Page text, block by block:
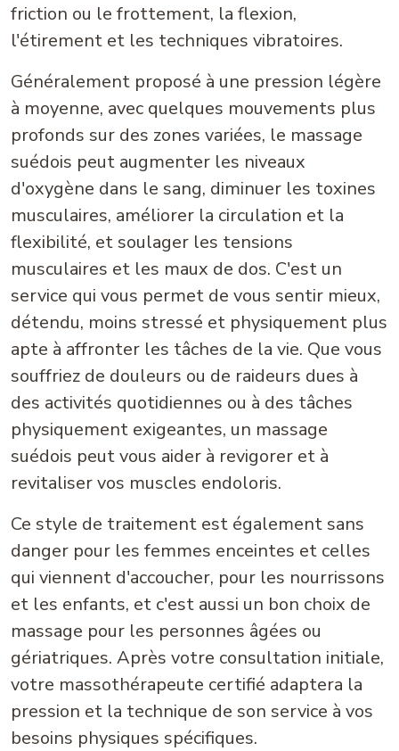
friction ou le frottement, la flexion,
l'étirement et les techniques vibratoires.
Généralement proposé à une pression légère
à moyenne, avec quelques mouvements plus
profonds sur des zones variées, le massage
suédois peut augmenter les niveaux
d'oxygène dans le sang, diminuer les toxines
musculaires, améliorer la circulation et la
flexibilité, et soulager les tensions
musculaires et les maux de dos. C'est un
service qui vous permet de vous sentir mieux,
détendu, moins stressé et physiquement plus
apte à affronter les tâches de la vie. Que vous
souffriez de douleurs ou de raideurs dues à
des activités quotidiennes ou à des tâches
physiquement exigeantes, un massage
suédois peut vous aider à revigorer et à
revitaliser vos muscles endoloris.
Ce style de traitement est également sans
danger pour les femmes enceintes et celles
qui viennent d'accoucher, pour les nourrissons
et les enfants, et c'est aussi un bon choix de
massage pour les personnes âgées ou
gériatriques. Après votre consultation initiale,
votre massothérapeute certifié adaptera la
pression et la technique de son service à vos
besoins physiques spécifiques.